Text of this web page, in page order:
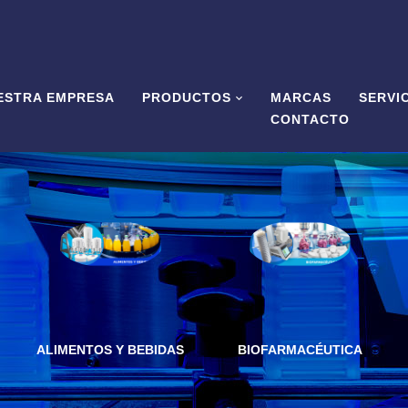
EMPRESA PRODUCTOS MARCAS
CONTACTO
ALIMENTOS Y BEBIDAS BIOFARMACÉUTICA